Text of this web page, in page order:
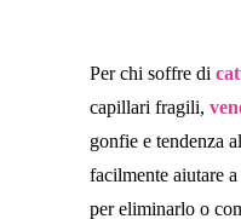
Per chi soffre di
capillari fragili,
gonfie e tendenza
facilmente aiutare
per eliminarlo o